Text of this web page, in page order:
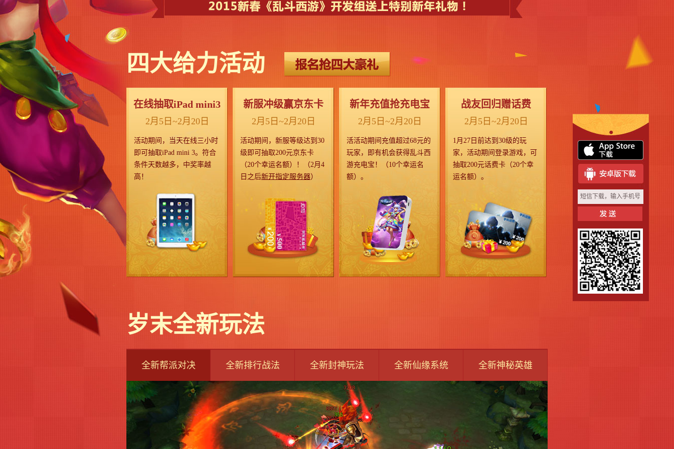
四大给力活动
在线抽取iPad mini3
2月5日~2月20日
活动期间，当天在线三小时
即可抽取iPad mini 3。符合
条件天数越多，中奖率越
高！
新服冲级赢京东卡
2月5日~2月20日
活动期间，新服等级达到30
级即可抽取200元京东卡
（20个幸运名额）！（2月4
日之后新开指定服务器）
新年充值抢充电宝
2月5日~2月20日
活活动期间充值超过68元的
玩家，即有机会获得乱斗西
游充电宝！（10个幸运名
额）。
战友回归赠话费
2月5日~2月20日
1月27日前达到30级的玩
家，活动期间登录游戏，可
抽取200元话费卡（20个幸
运名额）。
岁末全新玩法
全新帮派对决 全新排行战法 全新封神玩法 全新仙缘系统 全新神秘英雄